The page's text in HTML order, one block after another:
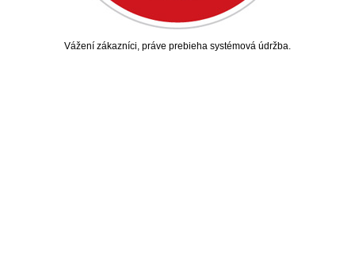
Vážení zákazníci, práve prebieha systémová údržba.